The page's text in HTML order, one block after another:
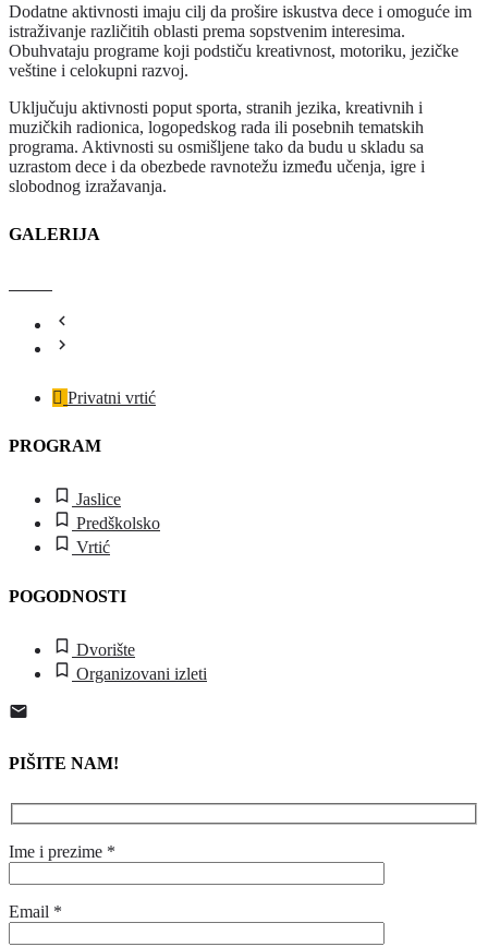
Dodatne aktivnosti imaju cilj da prošire iskustva dece i omoguće im
istraživanje različitih oblasti prema sopstvenim interesima.
Obuhvataju programe koji podstiču kreativnost, motoriku, jezičke
veštine i celokupni razvoj.
Uključuju aktivnosti poput sporta, stranih jezika, kreativnih i
muzičkih radionica, logopedskog rada ili posebnih tematskih
programa. Aktivnosti su osmišljene tako da budu u skladu sa
uzrastom dece i da obezbede ravnotežu između učenja, igre i
slobodnog izražavanja.
GALERIJA
Privatni vrtić
PROGRAM
Jaslice
Predškolsko
Vrtić
POGODNOSTI
Dvorište
Organizovani izleti
PIŠITE NAM!
Ime i prezime *
Email *